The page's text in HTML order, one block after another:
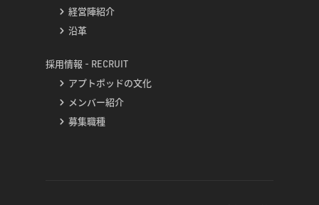
経営陣紹介
沿革
採用情報 - RECRUIT
アプトポッドの文化
メンバー紹介
募集職種